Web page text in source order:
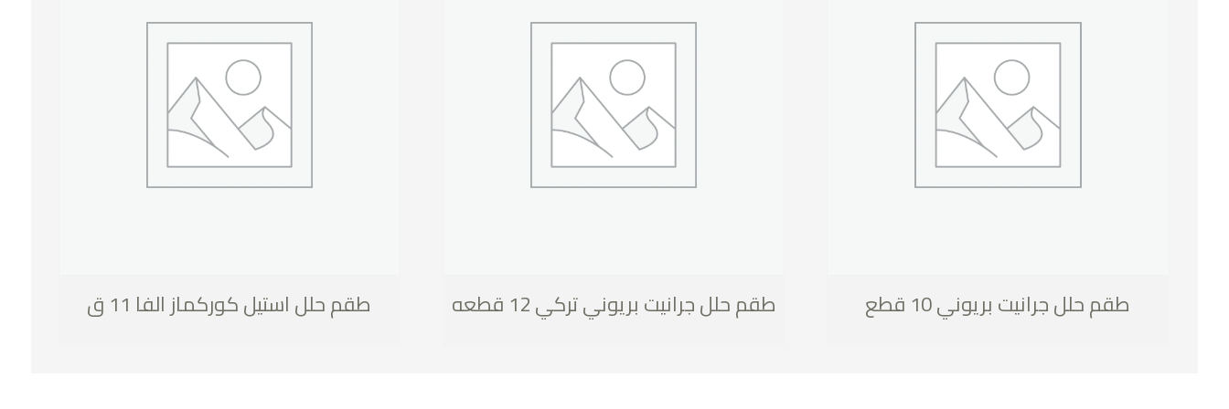
طقم حلل استيل كوركماز الفا 11 ق طقم حلل جرانيت بريوني تركي 12 قطعه طقم حلل جرانيت بريوني 10 قطع